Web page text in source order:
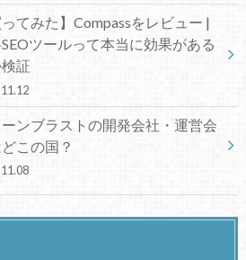
ってみた】Compassをレビュー |
ツールって本当に効果がある
証
ーンブラストの開発会社・運営会
この国？